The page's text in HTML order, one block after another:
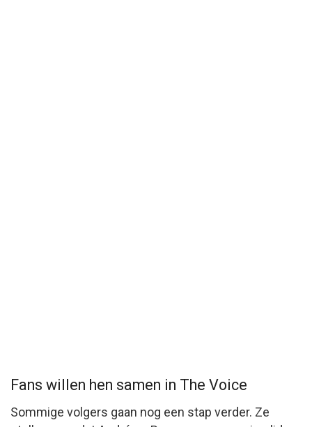
Fans willen hen samen in The Voice
Sommige volgers gaan nog een stap verder. Ze